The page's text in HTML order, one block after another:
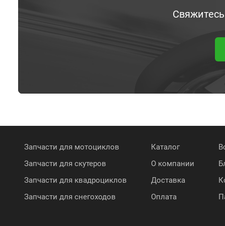
Запчасти для мотоциклов
Запчасти для скутеров
Запчасти для квадроциклов
Запчасти для снегоходов
Каталог
О компании
Доставка
Оплата